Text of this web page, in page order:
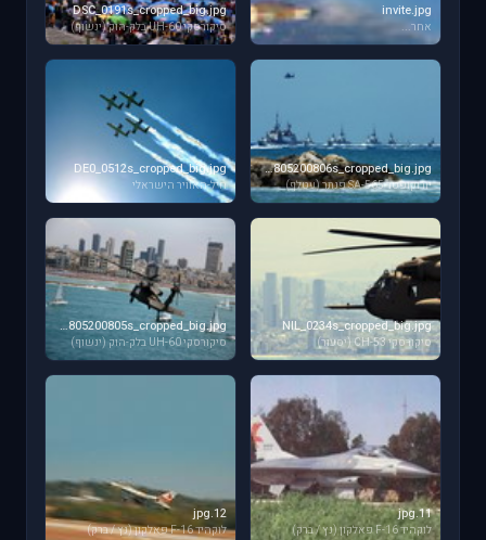
invite.jpg
אחר...
DSC_0191s_cropped_big.jpg
סיקורסקי UH-60 בלק-הוק (ינשוף)
dotz0805200806s_cropped_big.jpg
יורוקופטר SA-565 פנתר (עטלף)
DE0_0512s_cropped_big.jpg
חיל-האוויר הישראלי
NIL_0234s_cropped_big.jpg
סיקורסקי CH-53 (יסעור)
dotz0805200805s_cropped_big.jpg
סיקורסקי UH-60 בלק-הוק (ינשוף)
11.jpg
לוקהיד F-16 פאלקון (נץ / ברק)
12.jpg
לוקהיד F-16 פאלקון (נץ / ברק)